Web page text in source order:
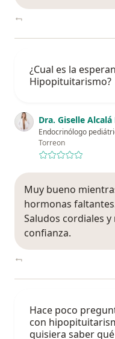
¿Cual es la
Hipopituitarismo?
Dra. Giselle
Endocrinólogo
Torreon
Muy bueno
hormonas
Saludos cordiales
confianza.
Hace poco
con
quisiera saber